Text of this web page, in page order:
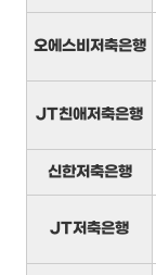
오에스비저축은행
JT친애저축은행
신한저축은행
JT저축은행